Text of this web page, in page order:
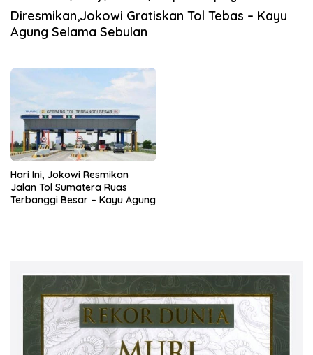
2019
Diresmikan,Jokowi Gratiskan Tol Tebas – Kayu
Agung Selama Sebulan
Hari Ini, Jokowi Resmikan
Jalan Tol Sumatera Ruas
Terbanggi Besar – Kayu Agung